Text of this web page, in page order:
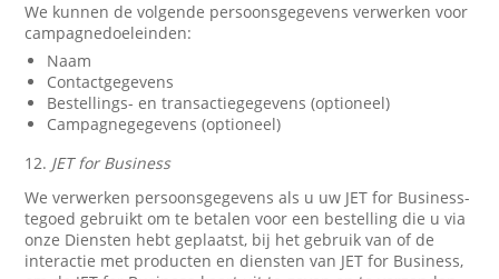
We kunnen de volgende persoonsgegevens verwerken voor
campagnedoeleinden:
Naam
Contactgegevens
Bestellings- en transactiegegevens (optioneel)
Campagnegegevens (optioneel)
12. JET for Business
We verwerken persoonsgegevens als u uw JET for Business-
tegoed gebruikt om te betalen voor een bestelling die u via
onze Diensten hebt geplaatst, bij het gebruik van of de
interactie met producten en diensten van JET for Business,